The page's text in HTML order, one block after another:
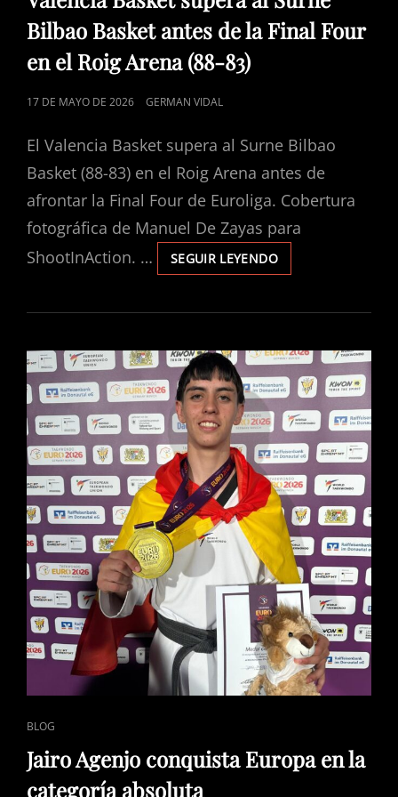
CATEGORÍAS
Bilbao Basket antes de la Final Four
en el Roig Arena (88-83)
PUBLICADO
17 DE MAYO DE 2026 GERMAN VIDAL
El Valencia Basket supera al Surne Bilbao
Basket (88-83) en el Roig Arena antes de
afrontar la Final Four de Euroliga. Cobertura
fotográfica de Manuel De Zayas para
ShootInAction. …
SEGUIR LEYENDOVALENCIA
BASKET
AL
BILBAO
BASKET
ANTES
DE
LA
FINAL
FOUR
EN
EL
ROIG
ARENA
(88-
83)
ENLACES
DE
CATEGORÍAS
BLOG
Jairo Agenjo conquista Europa en la
categoría absoluta